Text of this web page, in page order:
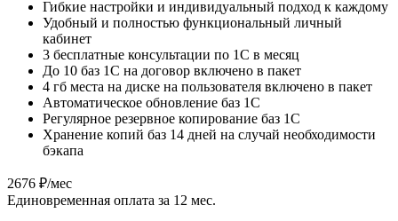
Гибкие настройки и индивидуальный подход к каждому
Удобный и полностью функциональный личный
кабинет
3 бесплатные консультации по 1С в месяц
До 10 баз 1С на договор включено в пакет
4 гб места на диске на пользователя включено в пакет
Автоматическое обновление баз 1С
Регулярное резервное копирование баз 1С
Хранение копий баз 14 дней на случай необходимости
бэкапа
2676 ₽/мес
Единовременная оплата за 12 мес.